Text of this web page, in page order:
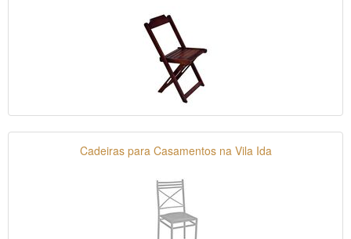
Cadeiras para Casamentos na Vila Ida